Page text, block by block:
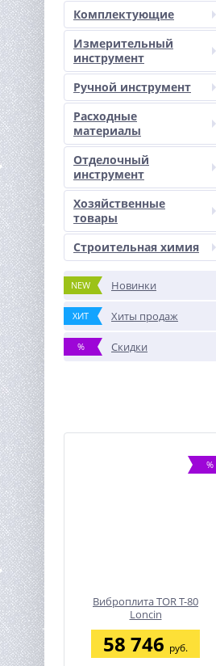
Комплектующие
Измерительный
инструмент
Ручной инструмент
Расходные
материалы
Отделочный
инструмент
Хозяйственные
товары
Строительная химия
NEW Новинки
ХИТ Хиты продаж
% Скидки
%
Виброплита TOR T-80
Loncin
58 746 руб.